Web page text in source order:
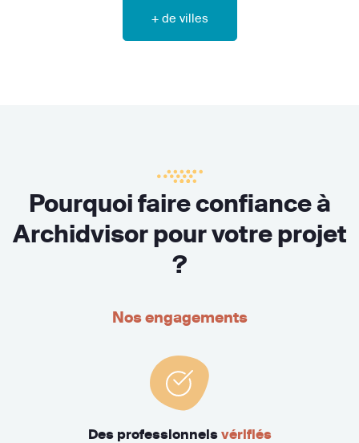
+ de villes
Pourquoi faire confiance à
Archidvisor pour votre projet
?
Nos engagements
Des professionnels vérifiés